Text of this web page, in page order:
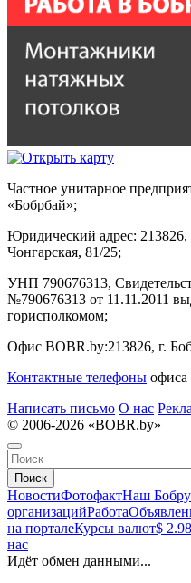
Частное унитарное
«Бобрбай»;
Юридический адрес: 213826,
Чонгарская, 81/25;
УНП 790676313,
№790676313 от 11.11.2011
горисполкомом;
Офис BOBR.by:213826, г.
Контактные телефоны
Написать письмо О нас
© 2006-2026 «BOBR.by»
Поиск
НовостиФотофактНаш
организацийРабота
на порталеКурсы валют$ 2.98
нас
Идёт обмен данными...